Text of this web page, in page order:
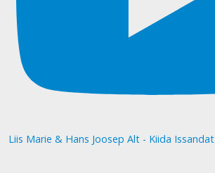
Liis Marie & Hans Joosep Alt - Kiida Issandat